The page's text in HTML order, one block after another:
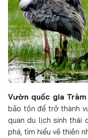
Vườn quốc gia Tràm
bảo tồn để trở thành
quan du lịch sinh thái
phá, tìm hiểu về thiên